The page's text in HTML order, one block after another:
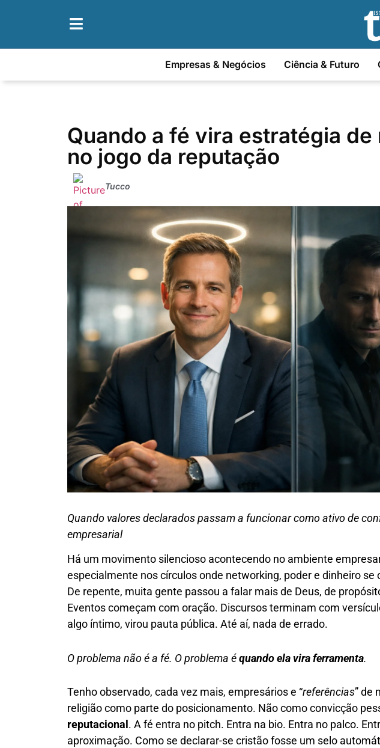
Empresas & Negócios Ciência & Futuro
Quando a fé vira estratégia de
no jogo da reputação
Tucco
Quando valores declarados passam a funcionar como ativo de
empresarial
Há um movimento silencioso acontecendo no ambiente
especialmente nos círculos onde networking, poder e dinheiro se
De repente, muita gente passou a falar mais de Deus, de
Eventos começam com oração. Discursos terminam com
algo íntimo, virou pauta pública. Até aí, nada de errado.
O problema não é a fé. O problema équando ela vira ferramenta.
Tenho observado, cada vez mais, empresários e “referências” de
religião como parte do posicionamento. Não como convicção
reputacional . A fé entra no pitch. Entra na bio. Entra no palco.
aproximação. Como se declarar-se cristão fosse um selo